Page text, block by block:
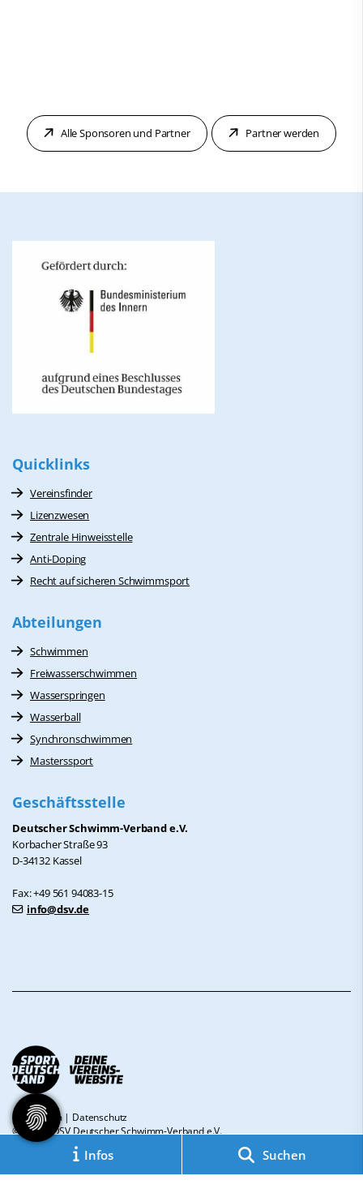
Infos Suchen
Alle Sponsoren und Partner Partner werden
Quicklinks
Vereinsfinder
Lizenzwesen
Zentrale Hinweisstelle
Anti-Doping
Recht auf sicheren Schwimmsport
Abteilungen
Schwimmen
Freiwasserschwimmen
Wasserspringen
Wasserball
Synchronschwimmen
Masterssport
Geschäftsstelle
Deutscher Schwimm-Verband e.V.
Korbacher Straße 93
D-34132 Kassel
Fax: +49 561 94083-15
info@dsv.de
Impressum| Datenschutz
© 2026 - DSV Deutscher Schwimm-Verband e.V.
Diese Website ist gefördert durch das Projekt
„Sportdeutschland – Deine